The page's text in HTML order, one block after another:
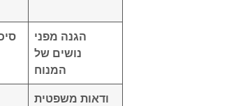
הגנה מפני
נושים של
המנוח
ודאות משפטית